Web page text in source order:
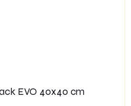
EVO 40x40 cm